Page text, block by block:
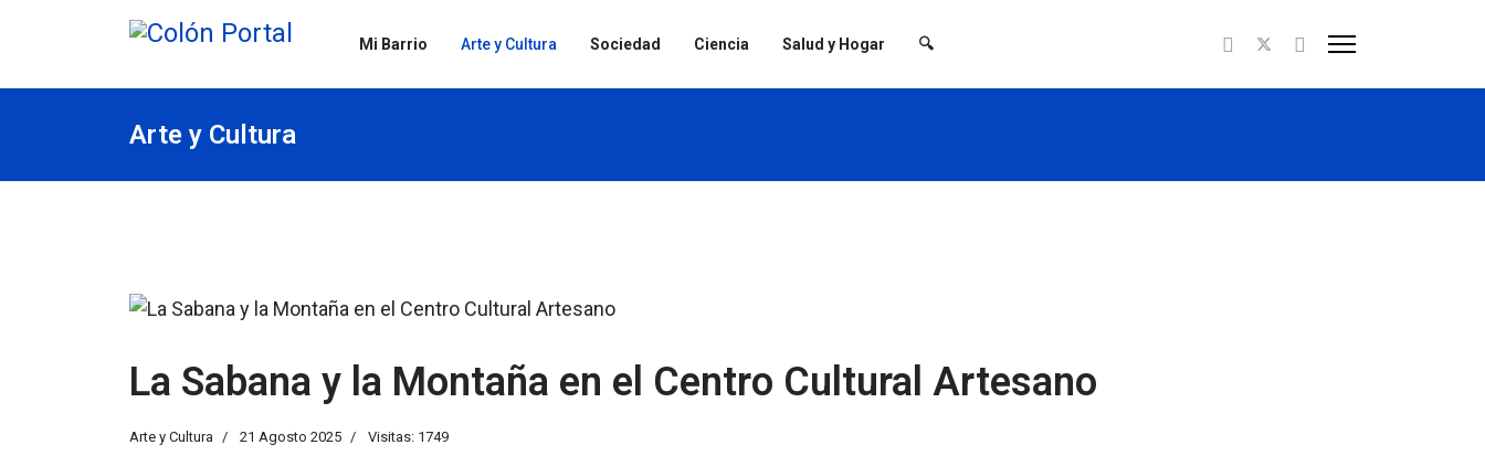
Mi Barrio Arte y Cultura Sociedad Ciencia Salud y Hogar 🔍
Arte y Cultura
La Sabana y la Montaña en el Centro Cultural Artesano
Arte y Cultura 21 Agosto 2025 Visitas: 1749